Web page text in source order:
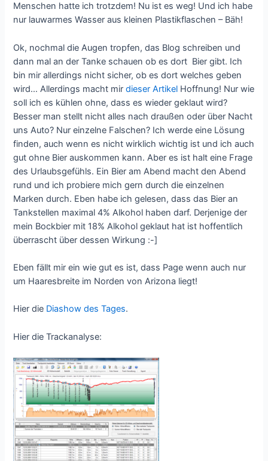
Menschen hatte ich trotzdem! Nu ist es weg! Und ich habe
nur lauwarmes Wasser aus kleinen Plastikflaschen – Bäh!
Ok, nochmal die Augen tropfen, das Blog schreiben und
dann mal an der Tanke schauen ob es dort Bier gibt. Ich
bin mir allerdings nicht sicher, ob es dort welches geben
wird… Allerdings macht mirdieser Artikel Hoffnung! Nur wie
soll ich es kühlen ohne, dass es wieder geklaut wird?
Besser man stellt nicht alles nach draußen oder über Nacht
uns Auto? Nur einzelne Falschen? Ich werde eine Lösung
finden, auch wenn es nicht wirklich wichtig ist und ich auch
gut ohne Bier auskommen kann. Aber es ist halt eine Frage
des Urlaubsgefühls. Ein Bier am Abend macht den Abend
rund und ich probiere mich gern durch die einzelnen
Marken durch. Eben habe ich gelesen, dass das Bier an
Tankstellen maximal 4% Alkohol haben darf. Derjenige der
mein Bockbier mit 18% Alkohol geklaut hat ist hoffentlich
überrascht über dessen Wirkung :-]
Eben fällt mir ein wie gut es ist, dass Page wenn auch nur
um Haaresbreite im Norden von Arizona liegt!
Hier die Diashow des Tages.
Hier die Trackanalyse: